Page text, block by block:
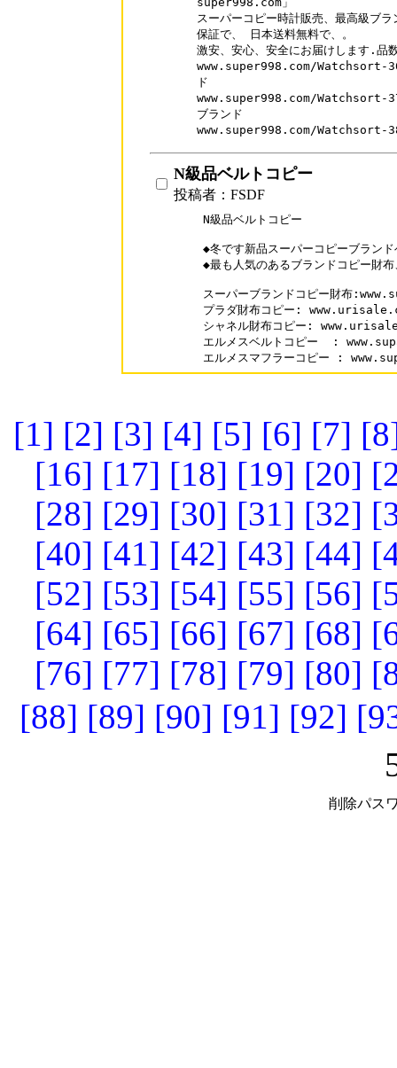
スーパーコピー時計販売、最高級ブ
保証で、 日本送料無料で、。
激安、安心、安全にお届けします.品
www.super998.com/Watchsort-
ド
www.super998.com/Watchsort-
ブランド
www.super998.com/Watchsort-
N級品ベルトコピー
投稿者：FSDF
N級品ベルトコピー
◆冬です新品スーパーコピーブラン
◆最も人気のあるブランドコピー財
スーパーブランドコピー財布
プラダ財布コピー:
シャネル財布コピー:
エルメスベルトコピー  :
エルメスマフラーコピー :
[1] [2] [3] [4] [5] [6] [7]
[16] [17] [18] [19] [20]
[28] [29] [30] [31] [32]
[40] [41] [42] [43] [44]
[52] [53] [54] [55] [56]
[64] [65] [66] [67] [68]
[76] [77] [78] [79] [80]
[88] [89] [90] [91] [92]
削除パス